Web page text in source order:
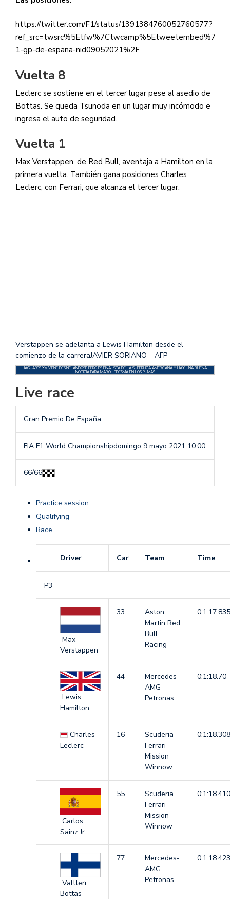
https://twitter.com/F1/status/1391384760052760577?
1-gp-de-espana-nid09052021%2F
Vuelta 8
Leclerc se sostiene en el tercer lugar pese al asedio de
Bottas. Se queda Tsunoda en un lugar muy incómodo e
ingresa el auto de seguridad.
Vuelta 1
Max Verstappen, de Red Bull, aventaja a Hamilton en la
primera vuelta. También gana posiciones Charles
Leclerc, con Ferrari, que alcanza el tercer lugar.
Verstappen se adelanta a Lewis Hamilton desde el
comienzo de la carreraJAVIER SORIANO – AFP
JAGUARES XV VIENE DESINFLÁNDOSE PERO ES FINALISTA DE LA SUPERLIGA AMERICANA Y HAY UNA BUENA
NOTICIA PARA MARIO LEDESMA EN LOS PUMAS
Live race
Gran Premio De España
FIA F1 World Championshipdomingo 9 mayo 2021 10:00
66/66
Practice session
Qualifying
Race
Driver Car Team Time
P3
Max
Verstappen
33
Aston
Martin Red
Bull
Racing
0:1:17.835
Lewis
Hamilton
44
Mercedes-
AMG
Petronas
0:1:18.70
Charles
Leclerc
16
Scuderia
Ferrari
Mission
Winnow
0:1:18.308
Carlos
Sainz Jr.
55
Scuderia
Ferrari
Mission
Winnow
0:1:18.410
Valtteri
Bottas
77
Mercedes-
AMG
Petronas
0:1:18.423